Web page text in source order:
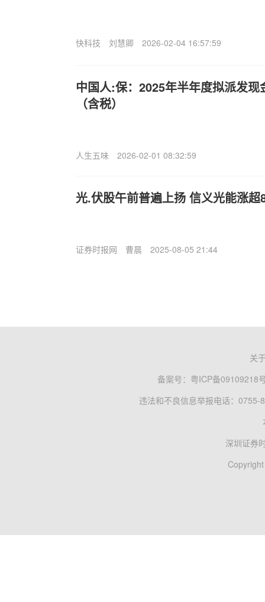
快科技 刘慧卿 2026-02-04 16:57:59
中国人:保：2025年半年度拟派发
（含税）
人生五味 2026-02-01 08:32:59
光.伏股午前普遍上扬 信义光能涨
证券时报网 曹晨 2025-08-05 21:44
关
备案号： 粤ICP备09109218
违法和不良信息举报电话：0755-
深圳证券